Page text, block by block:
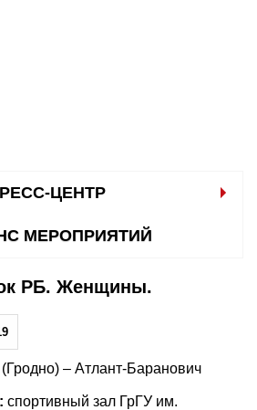
ЦЕНТР
МЕРОПРИЯТИЙ
РБ. Женщины.
– Атлант-Баранович
спортивный зал ГрГУ им.